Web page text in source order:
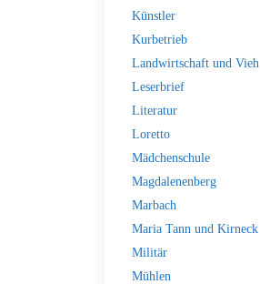
Künstler
Kurbetrieb
Landwirtschaft und Vieh
Leserbrief
Literatur
Loretto
Mädchenschule
Magdalenenberg
Marbach
Maria Tann und Kirneck
Militär
Mühlen